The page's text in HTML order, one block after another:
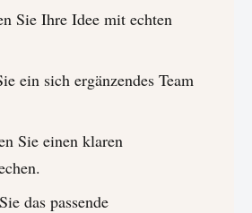
Sie Ihre Idee mit echten
ein sich ergänzendes Team
Sie einen klaren
das passende